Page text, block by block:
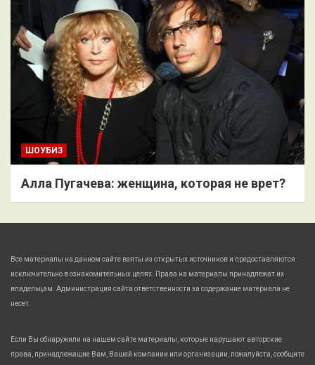
ШОУБИЗ
Алла Пугачева: женщина, которая не врет?
Все материалы на данном сайте взяты из открытых источников и предоставляются
исключительно в ознакомительных целях. Права на материалы принадлежат их
владельцам. Администрация сайта ответственности за содержание материала не
несет.
Если Вы обнаружили на нашем сайте материалы, которые нарушают авторские
права, принадлежащие Вам, Вашей компании или организации, пожалуйста, сообщите